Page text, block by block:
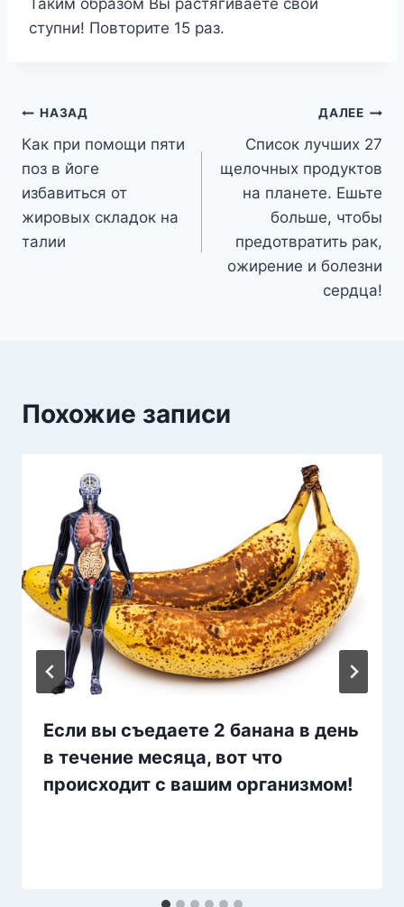
ступни! Повторите 15 раз.
Навигация
по
записям
НАЗАД
Как при помощи пяти
поз в йоге
избавиться от
жировых складок на
талии
ДАЛЕЕ
Список лучших 27
щелочных продуктов
на планете. Ешьте
больше, чтобы
предотвратить рак,
ожирение и болезни
сердца!
Похожие записи
Если вы съедаете 2 банана в день
в течение месяца, вот что
происходит с вашим организмом!